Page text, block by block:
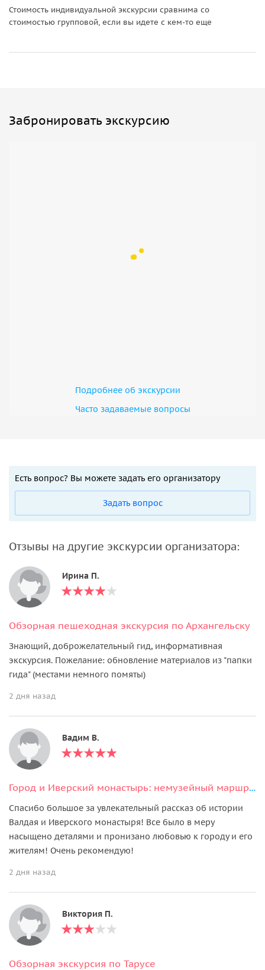
Стоимость индивидуальной экскурсии сравнима со
стоимостью групповой, если вы идете с кем-то еще
Забронировать экскурсию
Подробнее об экскурсии
Часто задаваемые вопросы
Есть вопрос? Вы можете задать его организатору
Задать вопрос
Отзывы на другие экскурсии организатора:
Ирина П.
Обзорная пешеходная экскурсия по Архангельску
Знающий, доброжелательный гид, информативная
экскурсия. Пожелание: обновление материалов из "папки
гида" (местами немного помяты)
2 дня назад
Вадим В.
Город и Иверский монастырь: немузейный маршрут по Валдаю
Спасибо большое за увлекательный рассказ об истории
Валдая и Иверского монастыря! Все было в меру
насыщено деталями и пронизано любовью к городу и его
жителям! Очень рекомендую!
2 дня назад
Виктория П.
Обзорная экскурсия по Тарусе